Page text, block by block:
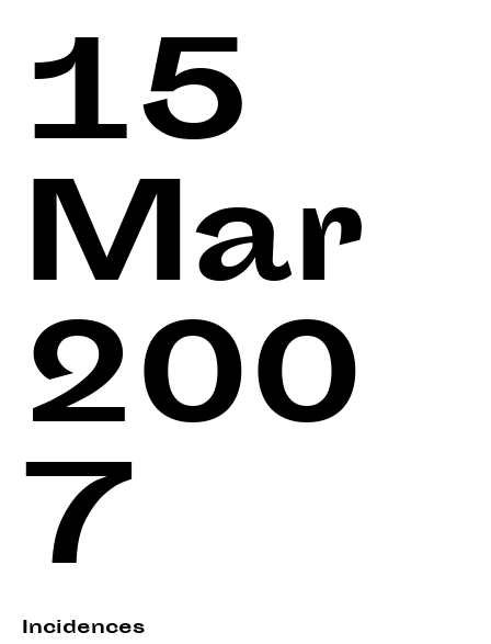
15
Mar
200
7
Incidences